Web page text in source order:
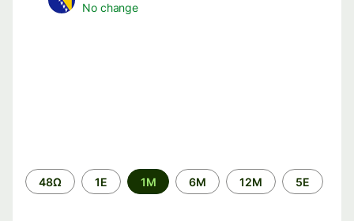
No change
Time
period
48Ω 1Ε 1M 6M 12M 5Ε